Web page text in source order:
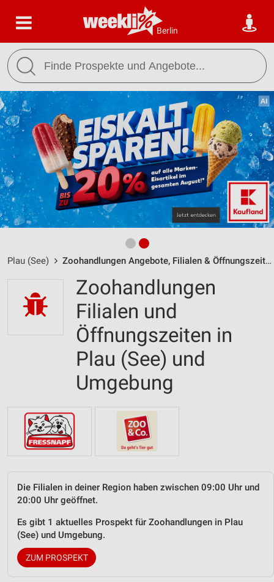
Berlin
Plau (See) Zoohandlungen Angebote, Filialen & Öffnungszeiten
Zoohandlungen
Filialen und
Öffnungszeiten in
Plau (See) und
Umgebung
Die Filialen in deiner Region haben zwischen 09:00 Uhr und
20:00 Uhr geöffnet.
Es gibt 1 aktuelles Prospekt für Zoohandlungen in Plau
(See) und Umgebung.
ZUM PROSPEKT